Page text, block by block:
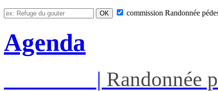
commission Randonnée
Agenda
| Randonnée